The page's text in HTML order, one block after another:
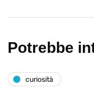
Potrebbe
curiosità